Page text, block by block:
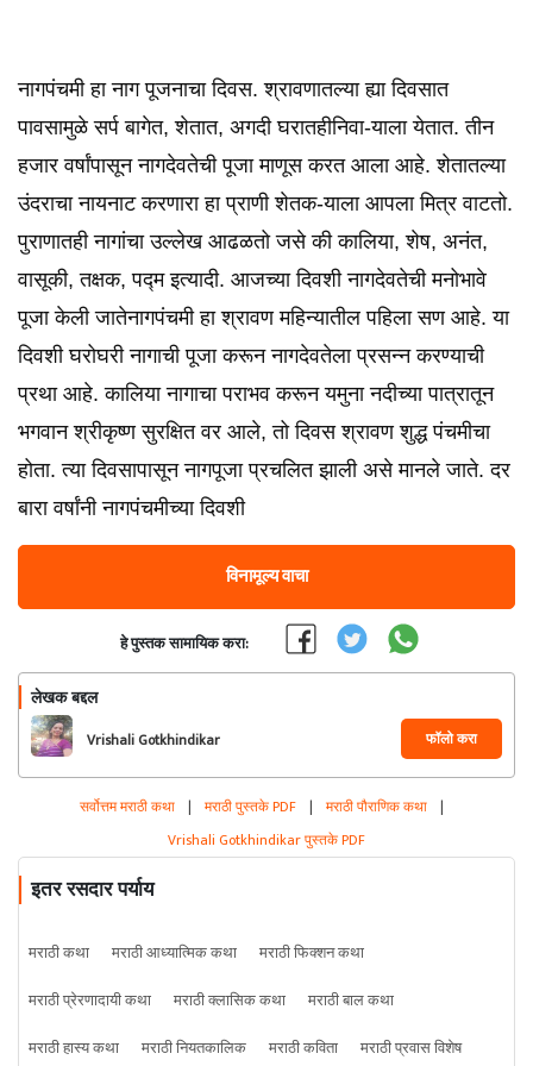
नागपंचमी हा नाग पूजनाचा दिवस. श्रावणातल्या ह्या दिवसात
पावसामुळे सर्प बागेत, शेतात, अगदी घरातहीनिवा-याला येतात. तीन
हजार वर्षांपासून नागदेवतेची पूजा माणूस करत आला आहे. शेतातल्या
उंदराचा नायनाट करणारा हा प्राणी शेतक-याला आपला मित्र वाटतो.
पुराणातही नागांचा उल्लेख आढळतो जसे की कालिया, शेष, अनंत,
वासूकी, तक्षक, पद्म इत्यादी. आजच्या दिवशी नागदेवतेची मनोभावे
पूजा केली जातेनागपंचमी हा श्रावण महिन्यातील पहिला सण आहे. या
दिवशी घरोघरी नागाची पूजा करून नागदेवतेला प्रसन्न करण्याची
प्रथा आहे. कालिया नागाचा पराभव करून यमुना नदीच्या पात्रातून
भगवान श्रीकृष्ण सुरक्षित वर आले, तो दिवस श्रावण शुद्ध पंचमीचा
होता. त्या दिवसापासून नागपूजा प्रचलित झाली असे मानले जाते. दर
बारा वर्षांनी नागपंचमीच्या दिवशी
विनामूल्य वाचा
हे पुस्तक सामायिक करा:
लेखक बद्दल
Vrishali Gotkhindikar फॉलो करा
सर्वोत्तम मराठी कथा | मराठी पुस्तके PDF | मराठी पौराणिक कथा |
Vrishali Gotkhindikar पुस्तके PDF
इतर रसदार पर्याय
मराठी कथा मराठी आध्यात्मिक कथा
मराठी फिक्शन कथा
मराठी प्रेरणादायी कथा
मराठी क्लासिक कथा
मराठी बाल कथा
मराठी हास्य कथा
मराठी नियतकालिक मराठी कविता मराठी प्रवास विशेष